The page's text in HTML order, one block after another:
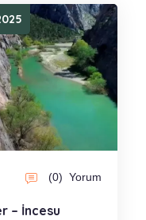
(0) Yorum
– İncesu